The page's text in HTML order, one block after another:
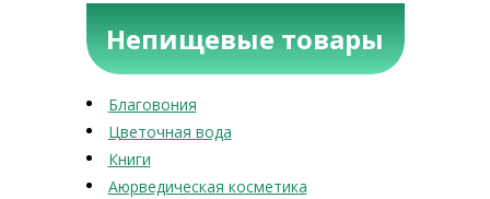
Непищевые товары
Благовония
Цветочная вода
Книги
Аюрведическая косметика